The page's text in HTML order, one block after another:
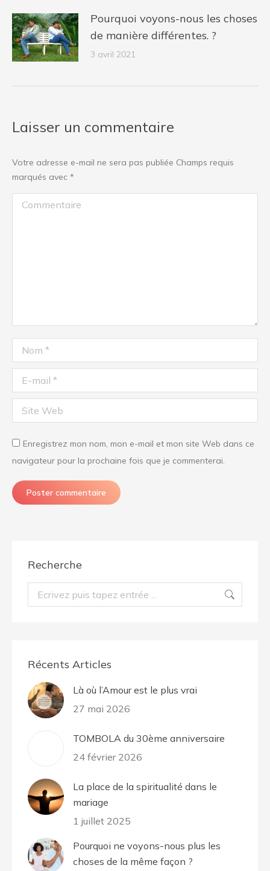
Pourquoi voyons-nous les choses
de manière différentes. ?
3 avril 2021
Laisser un commentaire
Votre adresse e-mail ne sera pas publiée Champs requis
marqués avec *
Commentaire
Nom *
E-mail *
Site Web
Enregistrez mon nom, mon e-mail et mon site Web dans ce
navigateur pour la prochaine fois que je commenterai.
Poster commentaire
Recherche
Recherche
:
Récents Articles
Là où l’Amour est le plus vrai
27 mai 2026
TOMBOLA du 30ème anniversaire
24 février 2026
La place de la spiritualité dans le
mariage
1 juillet 2025
Pourquoi ne voyons-nous plus les
choses de la même façon ?